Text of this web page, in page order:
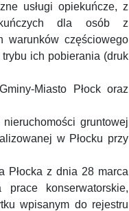
usługi opiekuńcze, z
dla osób z
warunków częściowego
trybu ich pobierania (druk
Miasto Płock oraz
gruntowej
w Płocku przy
Płocka z dnia 28 marca
konserwatorskie,
wpisanym do rejestru